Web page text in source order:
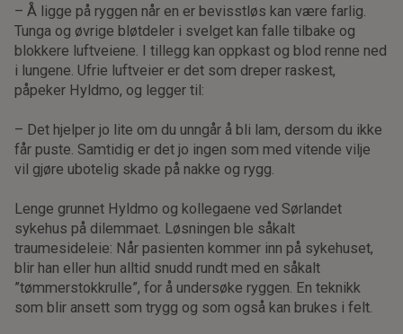
– Å ligge på ryggen når en er bevisstløs kan være farlig.
Tunga og øvrige bløtdeler i svelget kan falle tilbake og
blokkere luftveiene. I tillegg kan oppkast og blod renne ned
i lungene. Ufrie luftveier er det som dreper raskest,
påpeker Hyldmo, og legger til:
– Det hjelper jo lite om du unngår å bli lam, dersom du ikke
får puste. Samtidig er det jo ingen som med vitende vilje
vil gjøre ubotelig skade på nakke og rygg.
Lenge grunnet Hyldmo og kollegaene ved Sørlandet
sykehus på dilemmaet. Løsningen ble såkalt
traumesideleie: Når pasienten kommer inn på sykehuset,
blir han eller hun alltid snudd rundt med en såkalt
”tømmerstokkrulle”, for å undersøke ryggen. En teknikk
som blir ansett som trygg og som også kan brukes i felt.